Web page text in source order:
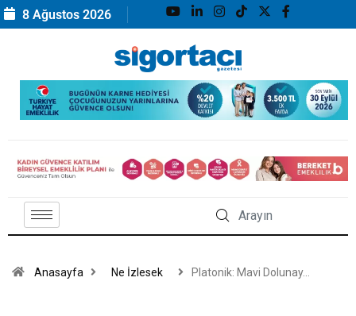
8 Ağustos 2026
Anasayfa Ne İzlesek Platonik: Mavi Dolunay…